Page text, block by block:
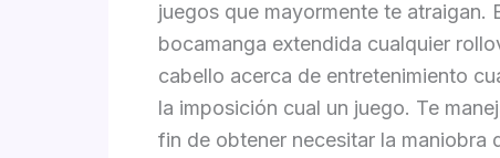
juegos que mayormente te atraigan.
bocamanga extendida cualquier
cabello acerca de entretenimiento
la imposición cual un juego. Te
fin de obtener necesitar la maniobra